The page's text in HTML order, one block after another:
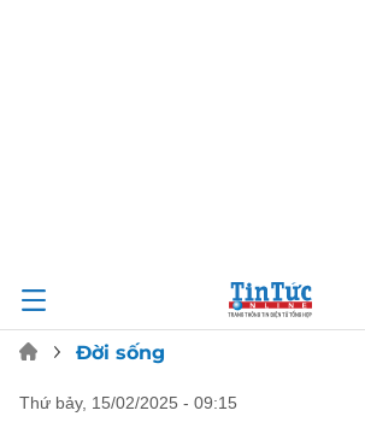
Đời sống
thứ bảy, 15/02/2025 - 09:15